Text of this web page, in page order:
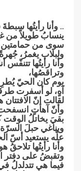
.. وأنا رأيتُها
ينسابُ طويلاً من
سوى من حمامتين
ولبلاب يغمرُ،
وأنا رأيتُها تتنفّس
وتراقصُها،
يوم كان الحيّ
آهٍ، لو أسفرت
لقالت إنّ
وأنّ آهاتٍ
بقيَ يخاتلُ الوقت
ويناغي حبلَ
علّه يستعيد أسّ
وأنا رأيتُها
وتقبضُ على دفتر
فيما هي تتدلدلُ